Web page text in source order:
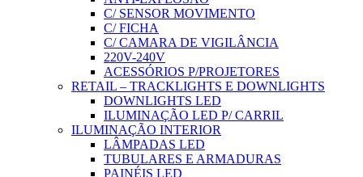
C/ SENSOR MOVIMENTO
C/ FICHA
C/ CAMARA DE VIGILÂNCIA
220V-240V
ACESSÓRIOS P/PROJETORES
RETAIL – TRACKLIGHTS E DOWNLIGHTS
DOWNLIGHTS LED
ILUMINAÇÃO LED P/ CARRIL
ILUMINAÇÃO INTERIOR
LÂMPADAS LED
TUBULARES E ARMADURAS
PAINÉIS LED